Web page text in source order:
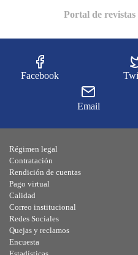
Portal de revistas
Facebook
Email
Régimen legal
Contratación
Rendición de cuentas
Pago virtual
Calidad
Correo institucional
Redes Sociales
Quejas y reclamos
Encuesta